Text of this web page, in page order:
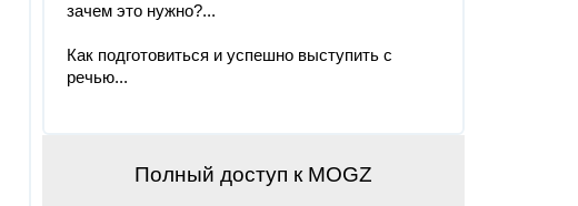
зачем это нужно?...
Как подготовиться и успешно выступить с
речью...
Полный доступ к MOGZ